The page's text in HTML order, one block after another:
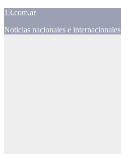
Skip
content
13.com.ar
Noticias nacionales e internacionales